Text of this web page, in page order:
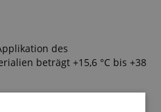
des
beträgt +15,6 °C bis +38